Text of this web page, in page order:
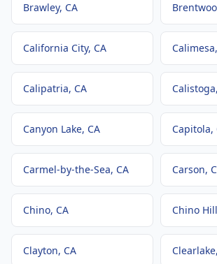
Brawley, CA
California City, CA Calimesa
Calipatria, CA Calistoga
Canyon Lake, CA Capitola,
Carmel-by-the-Sea, CA Carson,
Chino, CA Chino
Clayton, CA Clearlake